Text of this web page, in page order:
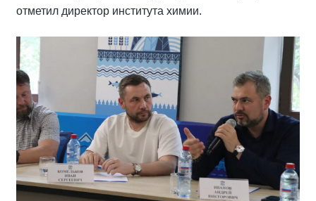
отметил директор института химии.